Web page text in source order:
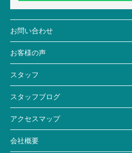
お問い合わせ
お客様の声
スタッフ
スタッフブログ
アクセスマップ
会社概要